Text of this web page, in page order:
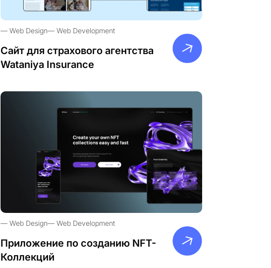
Web Design Web Development
Сайт для страхового агентства
Wataniya Insurance
Web Design Web Development
Приложение по созданию NFT-
Коллекций